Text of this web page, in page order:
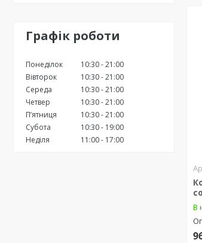
Графік роботи
Понеділок 10:30 21:00
Вівторок
10:30 21:00
Середа
10:30 21:00
Четвер
10:30 21:00
Пʼятниця
10:30 21:00
Субота
10:30
19:00
Неділя
11:00 17:00
В